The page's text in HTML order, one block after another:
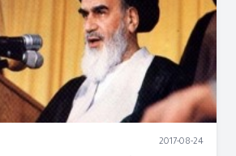
2017-08-24